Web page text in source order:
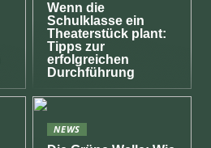
Wenn die
Schulklasse ein
Theaterstück plant:
Tipps zur
erfolgreichen
Durchführung
NEWS